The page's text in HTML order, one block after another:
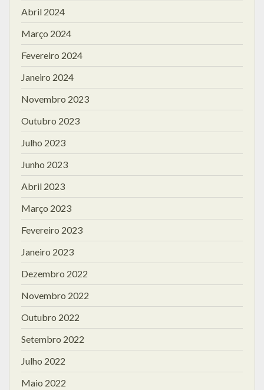
Abril 2024
Março 2024
Fevereiro 2024
Janeiro 2024
Novembro 2023
Outubro 2023
Julho 2023
Junho 2023
Abril 2023
Março 2023
Fevereiro 2023
Janeiro 2023
Dezembro 2022
Novembro 2022
Outubro 2022
Setembro 2022
Julho 2022
Maio 2022